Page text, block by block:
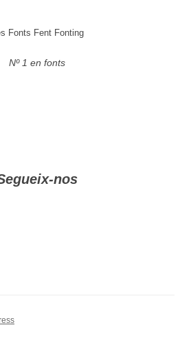
Fonts Fent Fonting
Nº 1 en fonts
nos